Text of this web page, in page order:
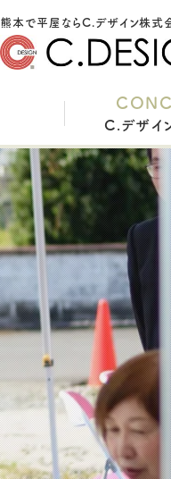
C.デザイ
充実の
安心
家づく
インテリ
よくあ
スタ